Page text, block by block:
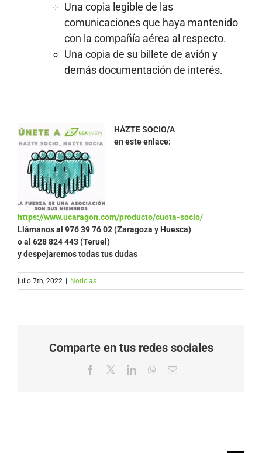
Una copia legible de las
comunicaciones que haya mantenido
con la compañía aérea al respecto.
Una copia de su billete de avión y
demás documentación de interés.
HÁZTE SOCIO/A
en este enlace:
https://www.ucaragon.com/producto/cuota-socio/
Llámanos al 976 39 76 02 (Zaragoza y Huesca)
o al 628 824 443 (Teruel)
y despejaremos todas tus dudas
julio 7th, 2022 | Noticias
Comparte en tus redes sociales
Facebook LinkedInWhatsApp
Correo